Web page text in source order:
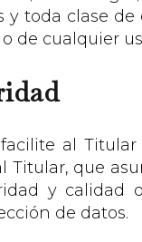
y toda clase
de cualquier
al
Titular, que
y
de datos.